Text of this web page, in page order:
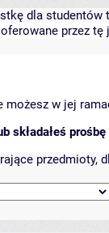
dla
przez
w jej
składałeś